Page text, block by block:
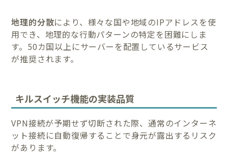
地理的分散により、様々な国や地域のIPアドレスを使
用でき、地理的な行動パターンの特定を困難にしま
す。50カ国以上にサーバーを配置しているサービス
が推奨されます。
キルスイッチ機能の実装品質
VPN接続が予期せず切断された際、通常のインターネ
ット接続に自動復帰することで身元が露出するリスク
があります。